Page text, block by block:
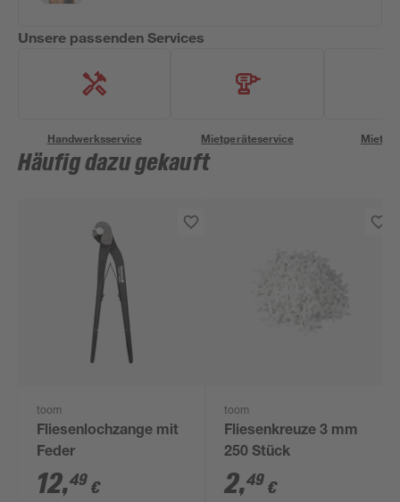
Unsere passenden Services
Handwerksservice Mietgeräteservice
Häufig dazu gekauft
toom
Fliesenlochzange mit
Feder
12,49 €
toom
Fliesenkreuze 3 mm
250 Stück
2,49 €